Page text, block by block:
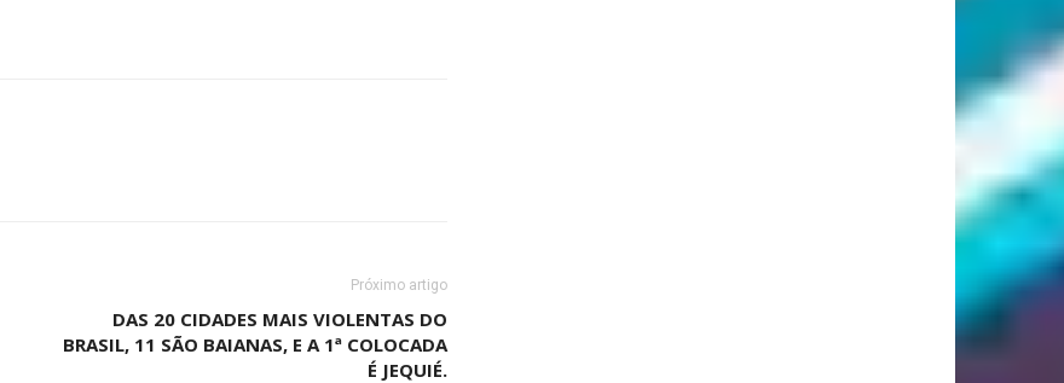
Próximo artigo
DAS 20 CIDADES MAIS VIOLENTAS DO
BRASIL, 11 SÃO BAIANAS, E A 1ª COLOCADA
É JEQUIÉ.